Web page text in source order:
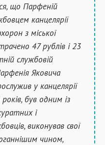
що Парфеній
канцелярії
з міської
47 рублів і 23
службовій
Яковича
у канцелярії
був одним із
і
виконував свої
чином,